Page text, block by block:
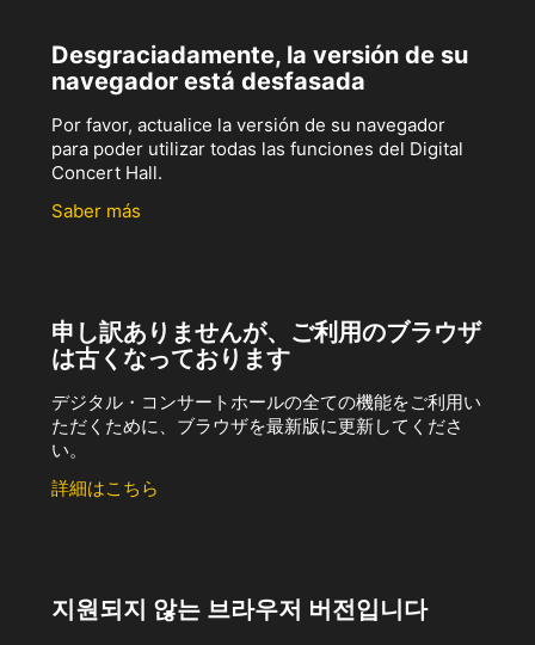
Desgraciadamente, la versión de su
navegador está desfasada
Por favor, actualice la versión de su navegador
para poder utilizar todas las funciones del Digital
Concert Hall.
Saber más
申し訳ありませんが、ご利用のブラウザ
は古くなっております
デジタル・コンサートホールの全ての機能をご利用い
ただくために、ブラウザを最新版に更新してくださ
い。
詳細はこちら
지원되지 않는 브라우저 버전입니다